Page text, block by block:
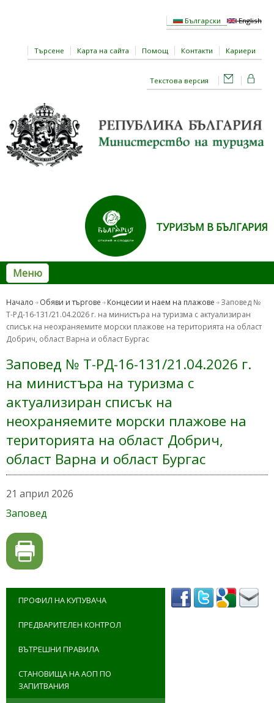
Български English
Търсене Карта на сайта Помощ Контакти Кариери
Текстова версия
ТУРИЗЪМ В БЪЛГАРИЯ
Меню
Начало Обяви и търгове Концесии и наем на плажове
Заповед №
Т-РД-16-131/21.04.2026 г. на министъра на туризма с актуализиран
списък на неохраняемите морски плажове на територията на област
Добрич, област Варна и област Бургас
Заповед № Т-РД-16-131/21.04.2026 г.
на министъра на туризма с
актуализиран списък на
неохраняемите морски плажове на
територията на област Добрич,
област Варна и област Бургас
21 април 2026
Заповед
ПРОФИЛ НА КУПУВАЧА
ПРЕДВАРИТЕЛЕН КОНТРОЛ
ВЪТРЕШНИ ПРАВИЛА
СТАНОВИЩА НА АОП ПО
ЗАПИТВАНИЯ